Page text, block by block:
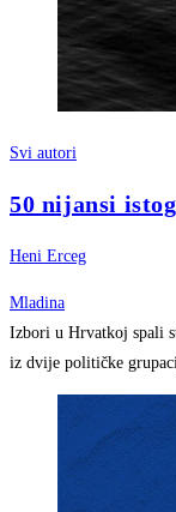
Svi autori
50 nijansi istog
Heni Erceg
Mladina
Izbori u Hrvatkoj spali
iz dvije političke